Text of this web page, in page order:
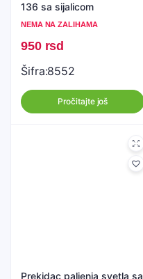
136 sa sijalicom
NEMA NA ZALIHAMA
950 rsd
Šifra:8552
Pročitajte još
Prekidac paljenja svetla sa